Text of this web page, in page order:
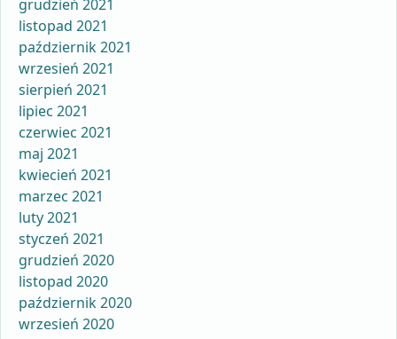
grudzień 2021
listopad 2021
październik 2021
wrzesień 2021
sierpień 2021
lipiec 2021
czerwiec 2021
maj 2021
kwiecień 2021
marzec 2021
luty 2021
styczeń 2021
grudzień 2020
listopad 2020
październik 2020
wrzesień 2020